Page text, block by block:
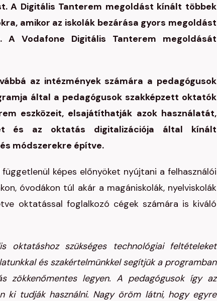
A Digitális Tanterem megoldást kínált többek
amikor az iskolák bezárása gyors megoldást
Vodafone Digitális Tanterem megoldását
az intézmények számára a pedagógusok
által a pedagógusok szakképzett oktatók
eszközeit, elsajátíthatják azok használatát,
és az oktatás digitalizációja által kínált
módszerekre építve.
képes előnyöket nyújtani a felhasználói
óvodákon túl akár a magániskolák, nyelviskolák
oktatással foglalkozó cégek számára is kiváló
oktatáshoz szükséges technológiai feltételeket
és szakértelmünkkel segítjük a programban
zökkenőmentes legyen. A pedagógusok így az
ki tudják használni. Nagy öröm látni, hogy egyre